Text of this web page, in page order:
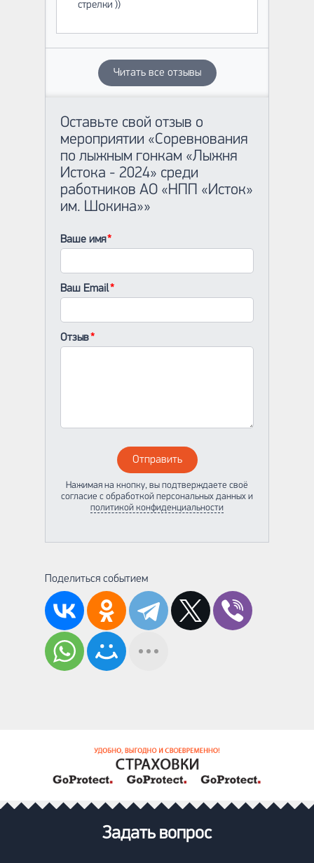
стрелки ))
Читать все отзывы
Оставьте свой отзыв о
мероприятии «Соревнования
по лыжным гонкам «Лыжня
Истока - 2024» среди
работников АО «НПП «Исток»
им. Шокина»»
Ваше имя
Ваш Email
Отзыв
Отправить
Нажимая на кнопку, вы подтверждаете своё
согласие с обработкой персональных данных и
политикой конфиденциальности
Поделиться событием
Задать вопрос